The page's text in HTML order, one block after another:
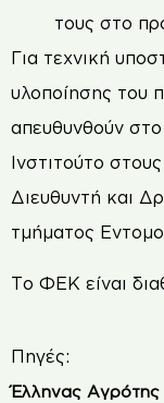
τους στο
Για τεχνική
υλοποίησης του
απευθυνθούν
Ινστιτούτο
Διευθυντή και
τμήματος
Το ΦΕΚ είναι
Πηγές:
Έλληνας Αγρότης